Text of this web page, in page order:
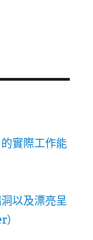
實際工作能
以及漂亮呈